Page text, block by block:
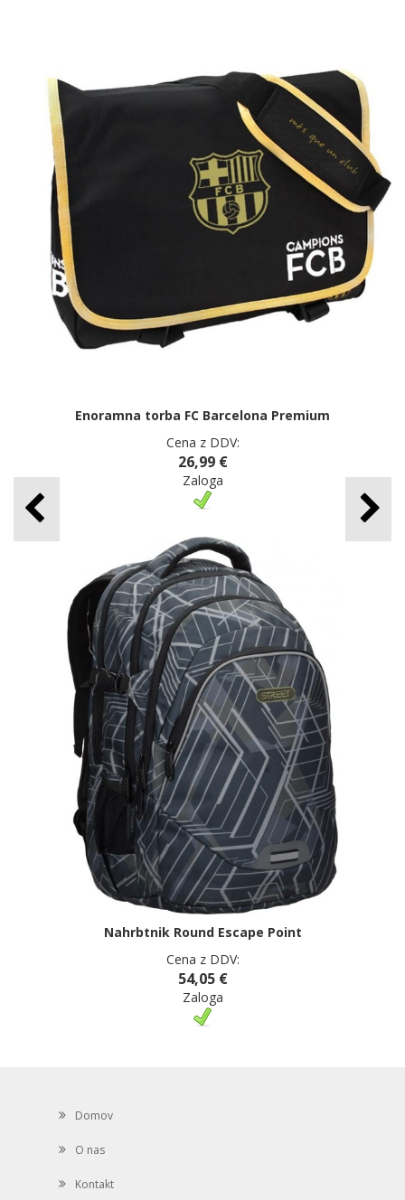
Enoramna torba FC Barcelona Premium
Cena z DDV:
26,99 €
Zaloga
Nahrbtnik Round Escape Point
Cena z DDV:
54,05 €
Zaloga
Domov
O nas
Kontakt